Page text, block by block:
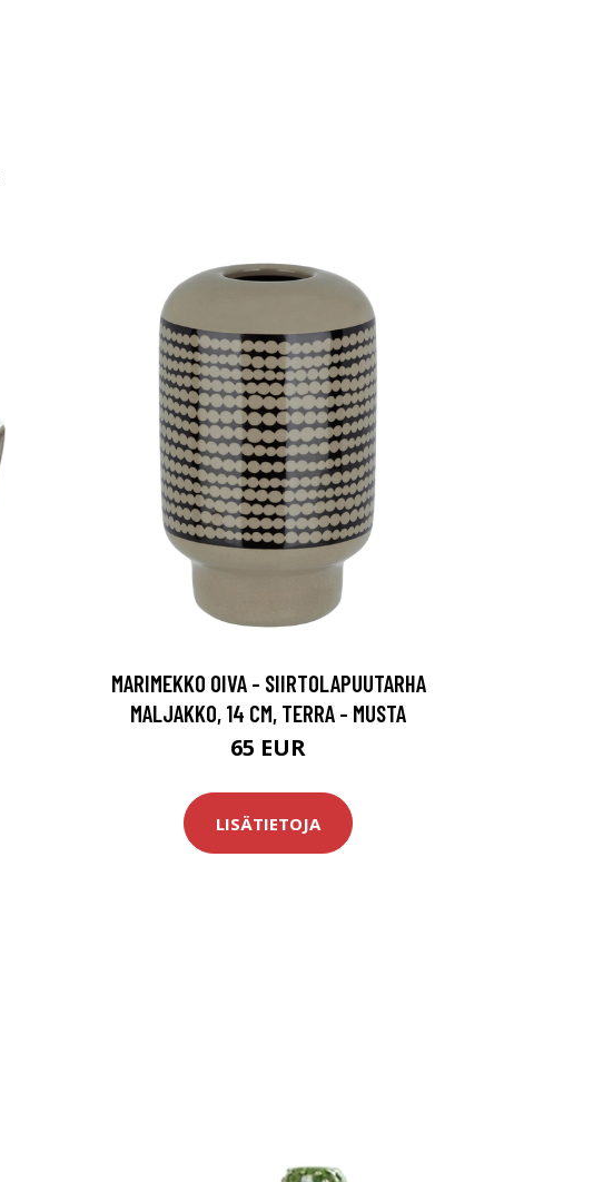
MARIMEKKO OIVA - SIIRTOLAPUUTARHA
MALJAKKO, 14 CM, TERRA - MUSTA
65 EUR
LISÄTIETOJA